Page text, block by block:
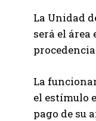
La Unidad
será el
La
el estímulo
pago de su